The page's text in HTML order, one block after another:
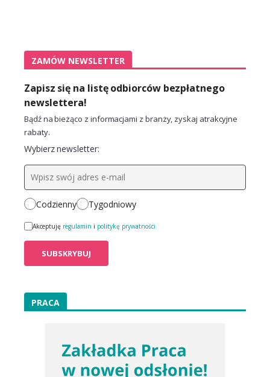
ZAMÓW NEWSLETTER
Zapisz się na listę odbiorców bezpłatnego
newslettera!
Bądź na bieżąco z informacjami z branży, zyskaj atrakcyjne
rabaty.
Wybierz newsletter:
Codzienny Tygodniowy
Akceptuję regulamin i politykę prywatności
PRACA